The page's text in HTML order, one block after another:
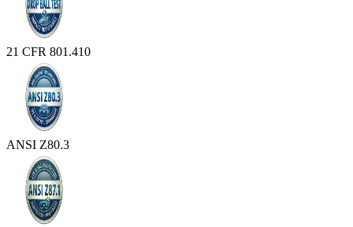
21 CFR 801.410
ANSI Z80.3